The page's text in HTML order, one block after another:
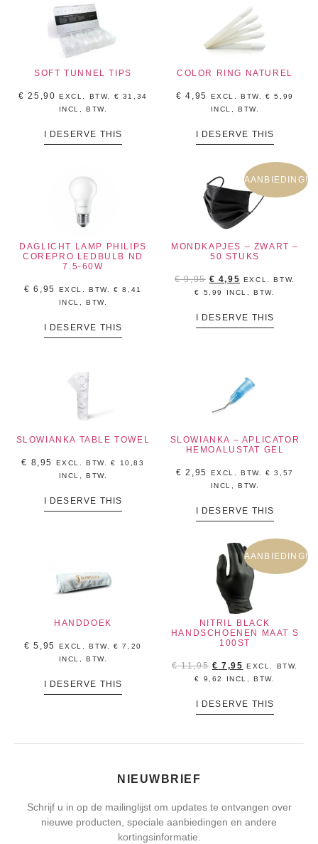
SOFT TUNNEL TIPS
€ 25,90 EXCL. BTW. € 31,34
INCL, BTW.
I DESERVE THIS
COLOR RING NATUREL
€ 4,95 EXCL. BTW.€ 5,99
INCL, BTW.
I DESERVE THIS
DAGLICHT LAMP PHILIPS
COREPRO LEDBULB ND
7.5-60W
€ 6,95 EXCL. BTW.€ 8,41
INCL, BTW.
I DESERVE THIS
AANBIEDING!
MONDKAPJES – ZWART –
50 STUKS
€9,95 € 4,95 EXCL. BTW.
€
5,99 INCL, BTW.
I DESERVE THIS
SLOWIANKA TABLE TOWEL
€ 8,95 EXCL. BTW.€
10,83
INCL, BTW.
I DESERVE THIS
SLOWIANKA – APLICATOR
HEMOALUSTAT GEL
€ 2,95 EXCL. BTW.€ 3,57
INCL, BTW.
I DESERVE THIS
HANDDOEK
€ 5,95 EXCL. BTW.€ 7,20
INCL, BTW.
I DESERVE THIS
AANBIEDING!
NITRIL BLACK
HANDSCHOENEN MAAT S
100ST
€11,95 € 7,95 EXCL. BTW.
€
9,62 INCL, BTW.
I DESERVE THIS
NIEUWBRIEF
Schrijf u in op de mailinglijst om updates te ontvangen over
nieuwe producten, speciale aanbiedingen en andere
kortingsinformatie.